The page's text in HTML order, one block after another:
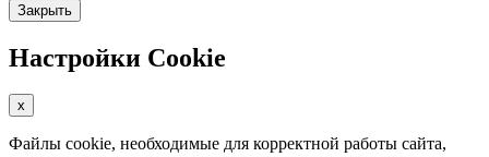
Закрыть
Настройки Cookie
x
Файлы cookie, необходимые для корректной работы сайта,